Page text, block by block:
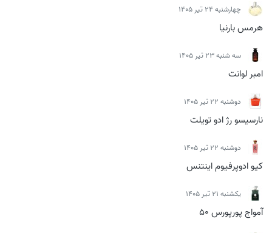
چهارشنبه 24 تیر 1405
هرمس بارنیا
سه شنبه 23 تیر 1405
امبر لوانت
دوشنبه 22 تیر 1405
نارسیسو رژ ادو تویلت
دوشنبه 22 تیر 1405
کیو ادوپرفیوم اینتنس
يكشنبه 21 تیر 1405
آمواج پورپورس 50